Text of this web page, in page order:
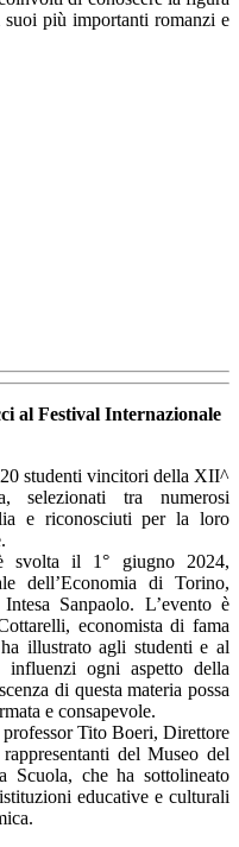
più importanti romanzi e
al Festival Internazionale
studenti vincitori della XII^
selezionati tra numerosi
e riconosciuti per la loro
svolta il 1° giugno 2024,
dell’Economia di Torino,
Sanpaolo. L’evento è
economista di fama
illustrato agli studenti e al
influenzi ogni aspetto della
di questa materia possa
e consapevole.
Tito Boeri, Direttore
del Museo del
Scuola, che ha sottolineato
educative e culturali